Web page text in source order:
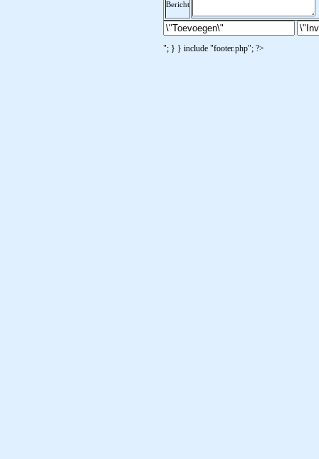
Bericht
"; } } include "footer.php"; ?>